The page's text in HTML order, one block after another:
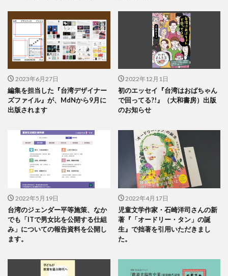
2023年6月27日
編集を担当した『台湾デザイナー
ズファイル』が、MdNから9月に
出版されます
2022年12月1日
初のエッセイ『台湾はおばちゃん
で回ってる?!』（大和書房）出版
のお知らせ
2022年5月19日
台湾のジェンダー平等施策、なか
でも「ITで男女比を公開する仕組
み」についての報告資料を公開し
ます。
2022年4月17日
児童文学作家・石崎洋司さんの新
著『「オードリー・タン」の誕
生』で拙著を引用いただきまし
た。